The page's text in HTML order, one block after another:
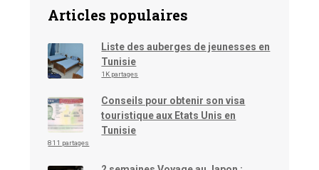
Articles populaires
Liste des auberges de jeunesses en
Tunisie
1K partages
Conseils pour obtenir son visa
touristique aux Etats Unis en
Tunisie
811 partages